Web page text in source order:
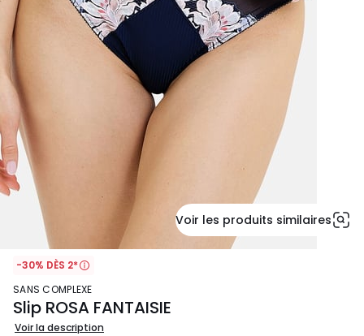
Voir les produits similaires
-30% DÈS 2*
SANS COMPLEXE
Slip ROSA FANTAISIE
Voir la description